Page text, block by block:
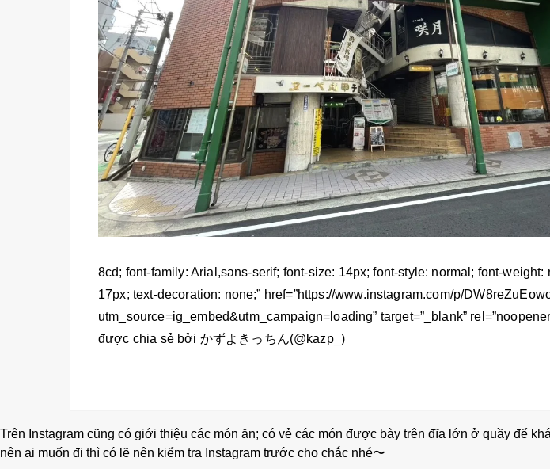
8cd; font-family: Arial,sans-serif; font-size: 14px; font-style: normal; font-weight:
17px; text-decoration: none;” href=”https://www.instagram.com/p/
utm_source=ig_embed&utm_campaign=loading” target=”_blank”
được chia sẻ bởi かずよきっちん(@kazp_)
Trên Instagram cũng có giới thiệu các món ăn; có vẻ các món được bày trên đĩa lớn ở quầy để
nên ai muốn đi thì có lẽ nên kiểm tra Instagram trước cho chắc nhé〜